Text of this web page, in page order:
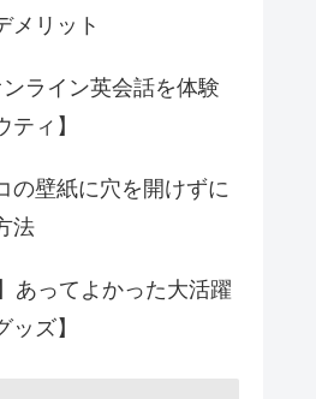
メリット
ンライン英会話を体験
ティ】
の壁紙に穴を開けずに
法
あってよかった大活躍
ズ】